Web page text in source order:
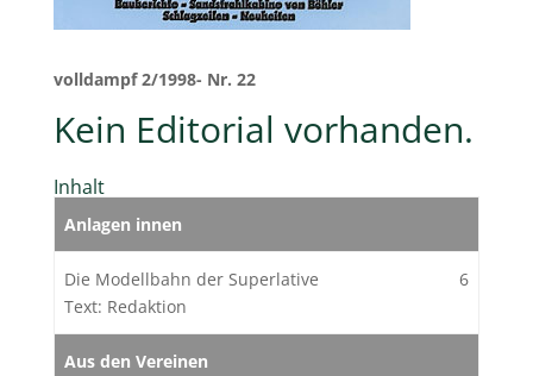
volldampf 2/1998- Nr. 22
Kein Editorial vorhanden.
Inhalt
Anlagen innen
Die Modellbahn der Superlative
Text: Redaktion
6
Aus den Vereinen